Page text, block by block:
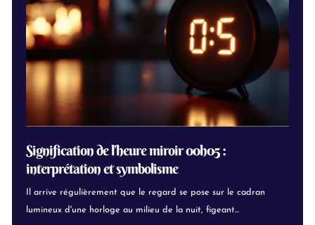
Signification de l’heure miroir 00h05 :
interprétation et symbolisme
Il arrive régulièrement que le regard se pose sur le cadran
lumineux d'une horloge au milieu de la nuit, figeant...